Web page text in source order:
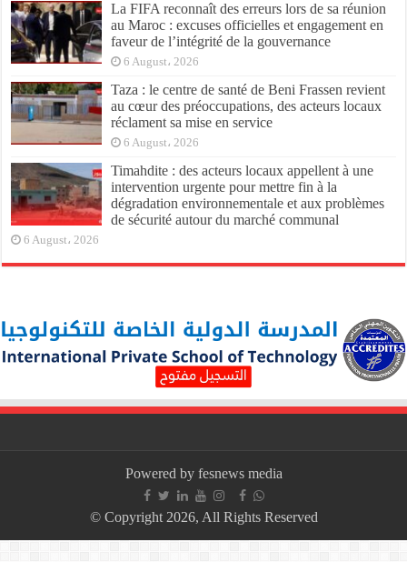
La FIFA reconnaît des erreurs lors de sa réunion
au Maroc : excuses officielles et engagement en
faveur de l’intégrité de la gouvernance
6 August، 2026
Taza : le centre de santé de Beni Frassen revient
au cœur des préoccupations, des acteurs locaux
réclament sa mise en service
6 August، 2026
Timahdite : des acteurs locaux appellent à une
intervention urgente pour mettre fin à la
dégradation environnementale et aux problèmes
de sécurité autour du marché communal
6 August، 2026
Powered by fesnews media
© Copyright 2026, All Rights Reserved